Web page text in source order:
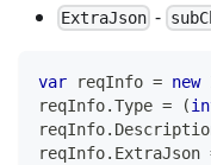
ExtraJson -
var reqInfo = new
reqInfo.Type = (
reqInfo.
reqInfo. ExtraJson